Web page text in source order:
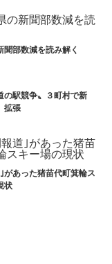
聞部数減を読み解く
の駅競争〟３町村で新
拡張
があった猪苗代町箕輪ス
状